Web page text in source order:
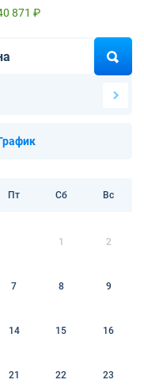
871 ₽
Пт Сб Вс
1 2
7 8 9
14 15 16
21 22 23